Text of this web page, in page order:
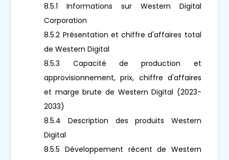
8.5.1 Informations sur Western Digital
Corporation
8.5.2 Présentation et chiffre d'affaires total
de Western Digital
8.5.3 Capacité de production et
approvisionnement, prix, chiffre d'affaires
et marge brute de Western Digital (2023-
2033)
8.5.4 Description des produits Western
Digital
8.5.5 Développement récent de Western